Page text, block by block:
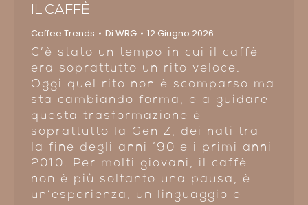
IL CAFFÈ
Coffee Trends Di WRG 12 Giugno 2026
C’è stato un tempo in cui il caffè
era soprattutto un rito veloce.
Oggi quel rito non è scomparso ma
sta cambiando forma, e a guidare
questa trasformazione è
soprattutto la Gen Z, dei nati tra
la fine degli anni ’90 e i primi anni
2010. Per molti giovani, il caffè
non è più soltanto una pausa, è
un’esperienza, un linguaggio e